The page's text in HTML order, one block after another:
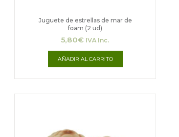
Juguete de estrellas de mar de
foam (2 ud)
5,80€ IVA Inc.
AÑADIR AL CARRITO